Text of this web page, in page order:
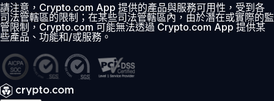
請注意，Crypto.com App 提供的產品與服務可用性，受到各
司法管轄區的限制；在某些司法管轄區內，由於潛在或實際的監
管限制，Crypto.com 可能無法透過 Crypto.com App 提供某
些產品、功能和/或服務。